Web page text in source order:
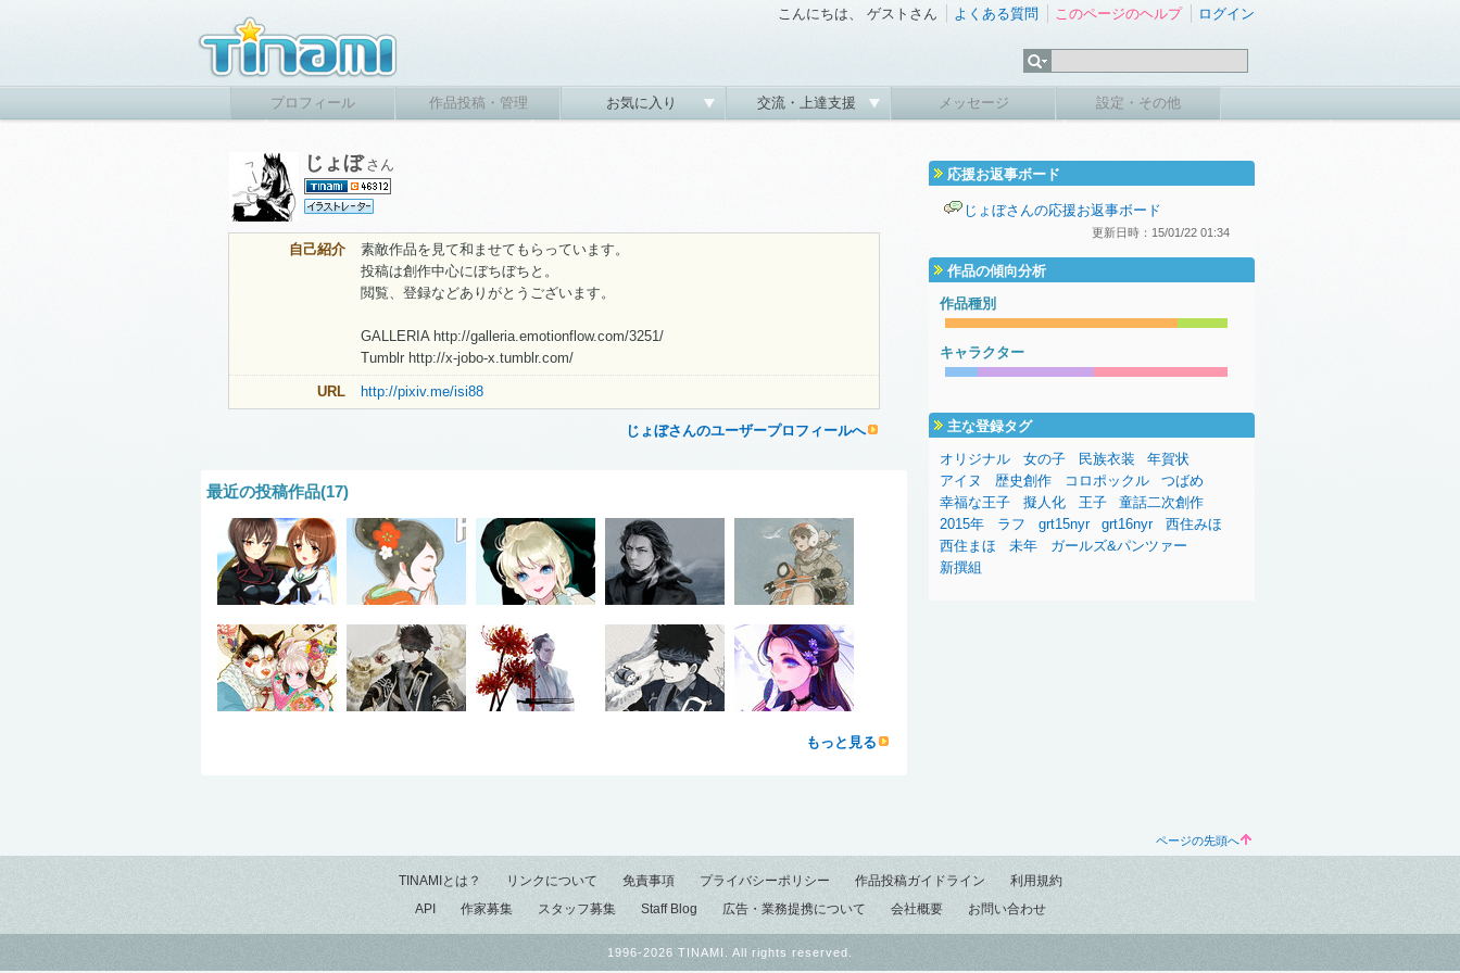
こんにちは、 ゲストさん よくある質問 このページのヘルプ ログイン
プロフィール 作品投稿・管理 お気に入り 交流・上達支援 メッセージ 設定・その他
じょぼ さん
自己紹介
素敵作品を見て和ませてもらっています。
投稿は創作中心にぼちぼちと。
閲覧、登録などありがとうございます。
GALLERIA http://galleria.emotionflow.com/3251/
Tumblr http://x-jobo-x.tumblr.com/
URL http://pixiv.me/isi88
じょぼさんのユーザープロフィールへ
最近の投稿作品(17)
もっと見る
応援お返事ボード
じょぼさんの応援お返事ボード
更新日時：15/01/22 01:34
作品の傾向分析
作品種別
キャラクター
主な登録タグ
オリジナル
女の子 民族衣装
年賀状
アイヌ
歴史創作 コロポックル
つばめ
幸福な王子
擬人化 王子
童話二次創作
2015年
ラフ grt15nyr grt16nyr
西住みほ
西住まほ
未年
ガールズ&パンツァー
新撰組
ページの先頭へ
TINAMIとは？ リンクについて 免責事項 プライバシーポリシー 作品投稿ガイドライン
利用規約
API
作家募集 スタッフ募集 Staff Blog 広告・業務提携について 会社概要 お問い合わせ
1996-2026 TINAMI. All rights reserved.